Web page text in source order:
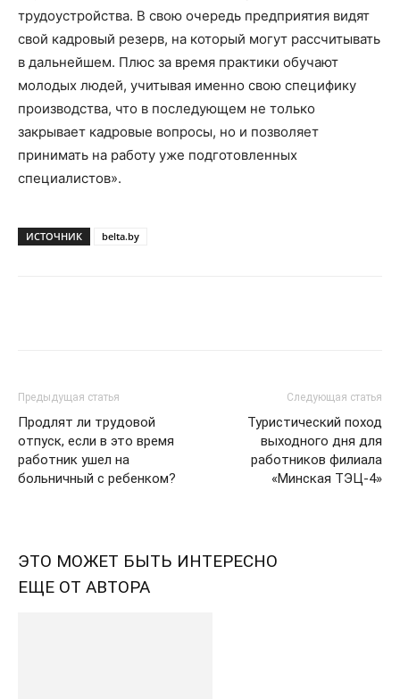
трудоустройства. В свою очередь предприятия видят
свой кадровый резерв, на который могут рассчитывать
в дальнейшем. Плюс за время практики обучают
молодых людей, учитывая именно свою специфику
производства, что в последующем не только
закрывает кадровые вопросы, но и позволяет
принимать на работу уже подготовленных
специалистов».
ИСТОЧНИК belta.by
Предыдущая статья
Продлят ли трудовой
отпуск, если в это время
работник ушел на
больничный с ребенком?
Следующая статья
Туристический поход
выходного дня для
работников филиала
«Минская ТЭЦ-4»
ЭТО МОЖЕТ БЫТЬ ИНТЕРЕСНО
ЕЩЕ ОТ АВТОРА